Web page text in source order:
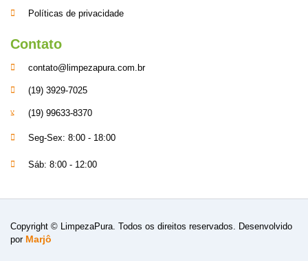
Políticas de privacidade
Contato
contato@limpezapura.com.br
(19) 3929-7025
(19) 99633-8370
Seg-Sex: 8:00 - 18:00
Sáb: 8:00 - 12:00
Copyright © LimpezaPura. Todos os direitos reservados. Desenvolvido
por Marjô